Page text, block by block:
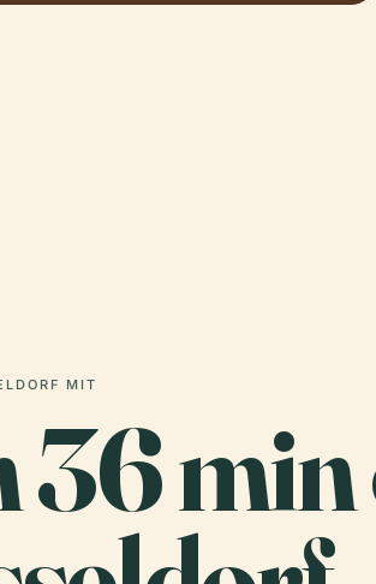
MIT
36